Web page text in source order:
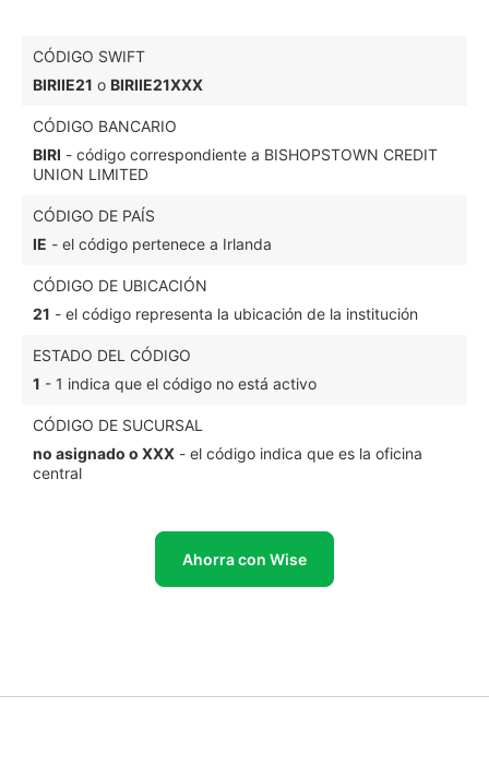
CÓDIGO SWIFT
BIRIIE21 o BIRIIE21XXX
CÓDIGO BANCARIO
BIRI - código correspondiente a BISHOPSTOWN CREDIT
UNION LIMITED
CÓDIGO DE PAÍS
IE - el código pertenece a Irlanda
CÓDIGO DE UBICACIÓN
21 - el código representa la ubicación de la institución
ESTADO DEL CÓDIGO
1 - 1 indica que el código no está activo
CÓDIGO DE SUCURSAL
no asignado o XXX - el código indica que es la oficina
central
Ahorra con Wise